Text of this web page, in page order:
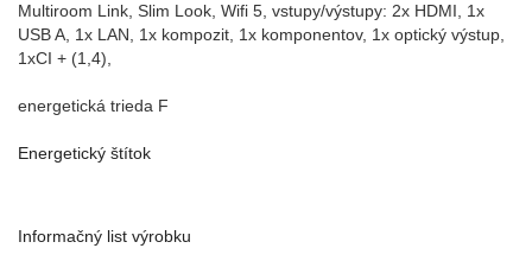
Multiroom Link, Slim Look, Wifi 5, vstupy/výstupy: 2x HDMI, 1x
USB A, 1x LAN, 1x kompozit, 1x komponentov, 1x optický výstup,
1xCI + (1,4),
energetická trieda F
Energetický štítok
Informačný list výrobku